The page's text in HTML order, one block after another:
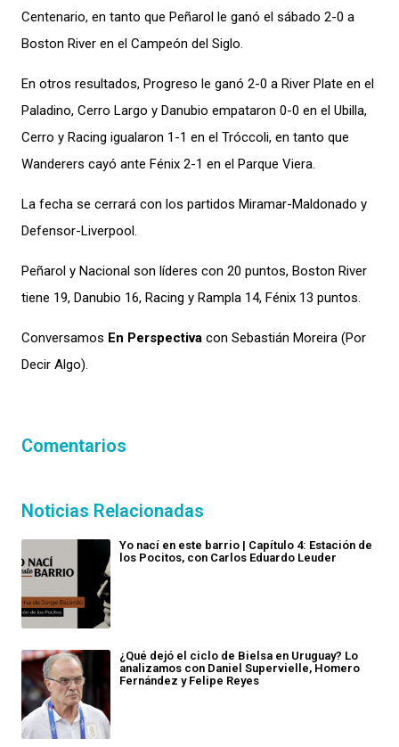
Centenario, en tanto que Peñarol le ganó el sábado 2-0 a
Boston River en el Campeón del Siglo.
En otros resultados, Progreso le ganó 2-0 a River Plate en el
Paladino, Cerro Largo y Danubio empataron 0-0 en el Ubilla,
Cerro y Racing igualaron 1-1 en el Tróccoli, en tanto que
Wanderers cayó ante Fénix 2-1 en el Parque Viera.
La fecha se cerrará con los partidos Miramar-Maldonado y
Defensor-Liverpool.
Peñarol y Nacional son líderes con 20 puntos, Boston River
tiene 19, Danubio 16, Racing y Rampla 14, Fénix 13 puntos.
Conversamos En Perspectiva con Sebastián Moreira (Por
Decir Algo).
Comentarios
Noticias Relacionadas
Yo nací en este barrio | Capítulo 4: Estación de
los Pocitos, con Carlos Eduardo Leuder
¿Qué dejó el ciclo de Bielsa en Uruguay? Lo
analizamos con Daniel Supervielle, Homero
Fernández y Felipe Reyes